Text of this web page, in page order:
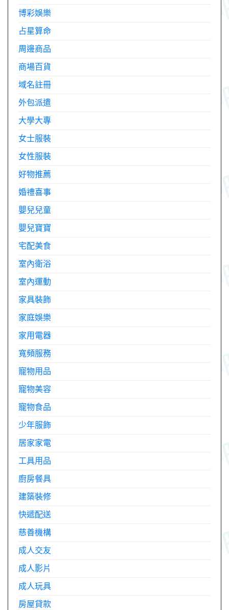
博彩娛樂
占星算命
周邊商品
商場百貨
域名註冊
外包派遣
大學大專
女士服裝
女性服裝
好物推薦
婚禮喜事
嬰兒兒童
嬰兒寶寶
宅配美食
室內衛浴
室內運動
家具裝飾
家庭娛樂
家用電器
寬頻服務
寵物用品
寵物美容
寵物食品
少年服飾
居家家電
工具用品
廚房餐具
建築裝修
快遞配送
慈善機構
成人交友
成人影片
成人玩具
房屋貸款